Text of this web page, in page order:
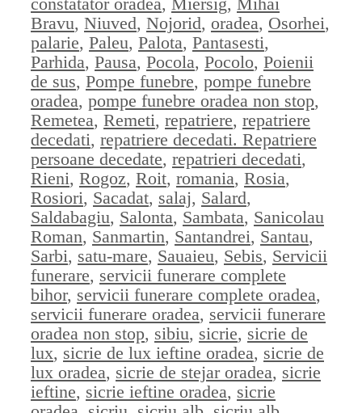
Bravu, Niuved, Nojorid, oradea, Osorhei,
palarie, Paleu, Palota, Pantasesti,
Parhida, Pausa, Pocola, Pocolo, Poienii
de sus, Pompe funebre, pompe funebre
oradea, pompe funebre oradea non stop,
Remetea, Remeti, repatriere, repatriere
decedati, repatriere decedati. Repatriere
persoane decedate, repatrieri decedati,
Rieni, Rogoz, Roit, romania, Rosia,
Rosiori, Sacadat, salaj, Salard,
Saldabagiu, Salonta, Sambata, Sanicolau
Roman, Sanmartin, Santandrei, Santau,
Sarbi, satu-mare, Sauaieu, Sebis, Servicii
funerare, servicii funerare complete
bihor, servicii funerare complete oradea,
servicii funerare oradea, servicii funerare
oradea non stop, sibiu, sicrie, sicrie de
lux, sicrie de lux ieftine oradea, sicrie de
lux oradea, sicrie de stejar oradea, sicrie
ieftine, sicrie ieftine oradea, sicrie